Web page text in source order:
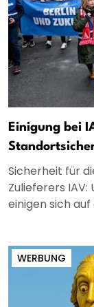
Einigung bei
Sicherheit für
Zulieferers
einigen sich
WERBUNG